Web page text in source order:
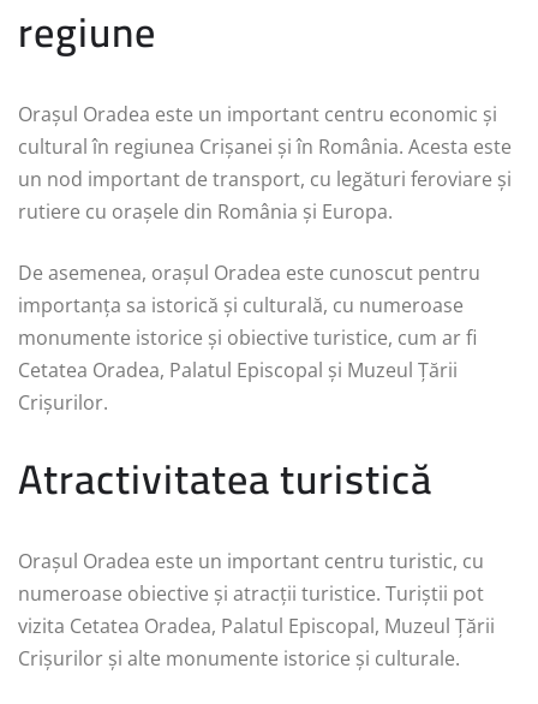
regiune
Orașul Oradea este un important centru economic și
cultural în regiunea Crișanei și în România. Acesta este
un nod important de transport, cu legături feroviare și
rutiere cu orașele din România și Europa.
De asemenea, orașul Oradea este cunoscut pentru
importanța sa istorică și culturală, cu numeroase
monumente istorice și obiective turistice, cum ar fi
Cetatea Oradea, Palatul Episcopal și Muzeul Țării
Crișurilor.
Atractivitatea turistică
Orașul Oradea este un important centru turistic, cu
numeroase obiective și atracții turistice. Turiștii pot
vizita Cetatea Oradea, Palatul Episcopal, Muzeul Țării
Crișurilor și alte monumente istorice și culturale.